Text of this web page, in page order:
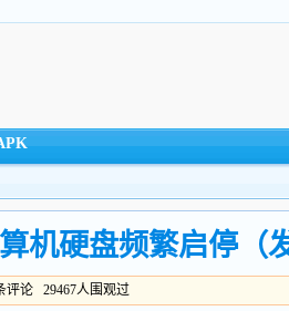
机硬盘频繁启停（
评论 29467人围观过